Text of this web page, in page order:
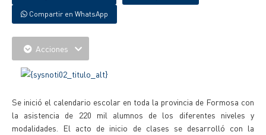
Compartir en WhatsApp
Acciones
Se inició el calendario escolar en toda la provincia de Formosa con
la asistencia de 220 mil alumnos de los diferentes niveles y
modalidades. El acto de inicio de clases se desarrolló con la